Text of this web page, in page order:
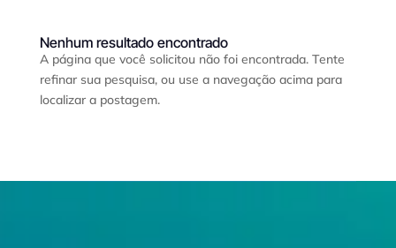
Nenhum resultado encontrado
A página que você solicitou não foi encontrada. Tente
refinar sua pesquisa, ou use a navegação acima para
localizar a postagem.